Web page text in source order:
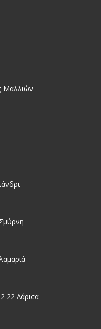
Μαλλιών
22 Λάρισα